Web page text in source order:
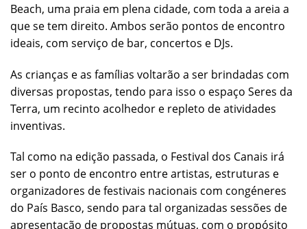
Beach, uma praia em plena cidade, com toda a areia a
que se tem direito. Ambos serão pontos de encontro
ideais, com serviço de bar, concertos e DJs.
As crianças e as famílias voltarão a ser brindadas com
diversas propostas, tendo para isso o espaço Seres da
Terra, um recinto acolhedor e repleto de atividades
inventivas.
Tal como na edição passada, o Festival dos Canais irá
ser o ponto de encontro entre artistas, estruturas e
organizadores de festivais nacionais com congéneres
do País Basco, sendo para tal organizadas sessões de
apresentação de propostas mútuas, com o propósito